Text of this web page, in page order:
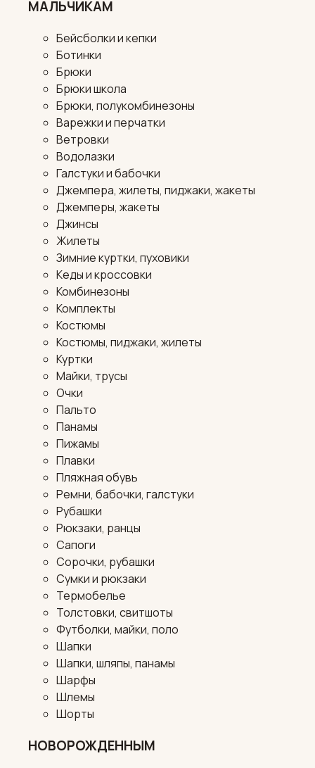
МАЛЬЧИКАМ
Бейсболки и кепки
Ботинки
Брюки
Брюки школа
Брюки, полукомбинезоны
Варежки и перчатки
Ветровки
Водолазки
Галстуки и бабочки
Джемпера, жилеты, пиджаки, жакеты
Джемперы, жакеты
Джинсы
Жилеты
Зимние куртки, пуховики
Кеды и кроссовки
Комбинезоны
Комплекты
Костюмы
Костюмы, пиджаки, жилеты
Куртки
Майки, трусы
Очки
Пальто
Панамы
Пижамы
Плавки
Пляжная обувь
Ремни, бабочки, галстуки
Рубашки
Рюкзаки, ранцы
Сапоги
Сорочки, рубашки
Сумки и рюкзаки
Термобелье
Толстовки, свитшоты
Футболки, майки, поло
Шапки
Шапки, шляпы, панамы
Шарфы
Шлемы
Шорты
НОВОРОЖДЕННЫМ